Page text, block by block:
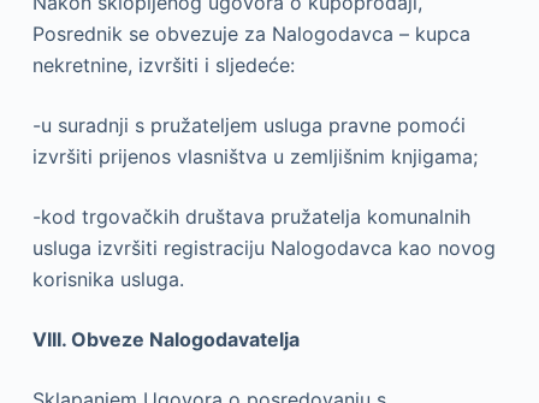
Posrednik se obvezuje za Nalogodavca – kupca
nekretnine, izvršiti i sljedeće:
-u suradnji s pružateljem usluga pravne pomoći
izvršiti prijenos vlasništva u zemljišnim knjigama;
-kod trgovačkih društava pružatelja komunalnih
usluga izvršiti registraciju Nalogodavca kao novog
korisnika usluga.
VIII. Obveze Nalogodavatelja